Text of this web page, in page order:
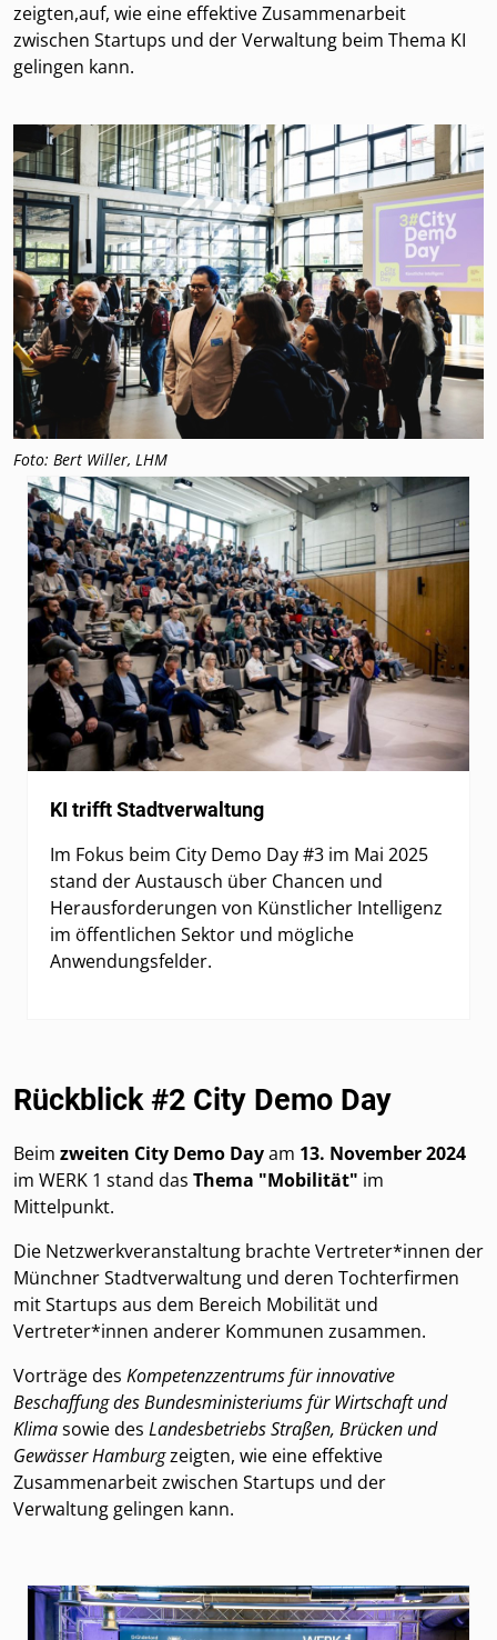
zeigten,auf, wie eine effektive Zusammenarbeit
zwischen Startups und der Verwaltung beim Thema KI
gelingen kann.
Foto: Bert Willer, LHM
KI trifft Stadtverwaltung
Im Fokus beim City Demo Day #3 im Mai 2025
stand der Austausch über Chancen und
Herausforderungen von Künstlicher Intelligenz
im öffentlichen Sektor und mögliche
Anwendungsfelder.
Rückblick #2 City Demo Day
Beim zweiten City Demo Dayam 13. November 2024
im WERK 1 stand das Thema "Mobilität" im
Mittelpunkt.
Die Netzwerkveranstaltung brachte Vertreter*innen der
Münchner Stadtverwaltung und deren Tochterfirmen
mit Startups aus dem Bereich Mobilität und
Vertreter*innen anderer Kommunen zusammen.
Vorträge des Kompetenzzentrums für innovative
Beschaffung des Bundesministeriums für Wirtschaft und
Klimasowie des Landesbetriebs Straßen, Brücken und
Gewässer Hamburgzeigten, wie eine effektive
Zusammenarbeit zwischen Startups und der
Verwaltung gelingen kann.